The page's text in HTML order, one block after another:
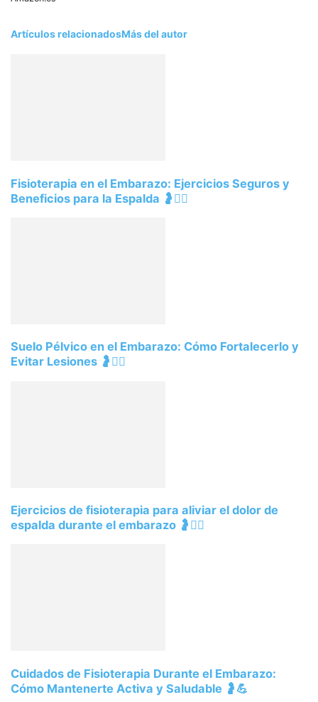
Artículos relacionadosMás del autor
Fisioterapia en el Embarazo: Ejercicios Seguros y
Beneficios para la Espalda 🤰💆‍♀️
Suelo Pélvico en el Embarazo: Cómo Fortalecerlo y
Evitar Lesiones 🤰🧘‍♀️
Ejercicios de fisioterapia para aliviar el dolor de
espalda durante el embarazo 🤰🧘‍♀️
Cuidados de Fisioterapia Durante el Embarazo:
Cómo Mantenerte Activa y Saludable 🤰💪